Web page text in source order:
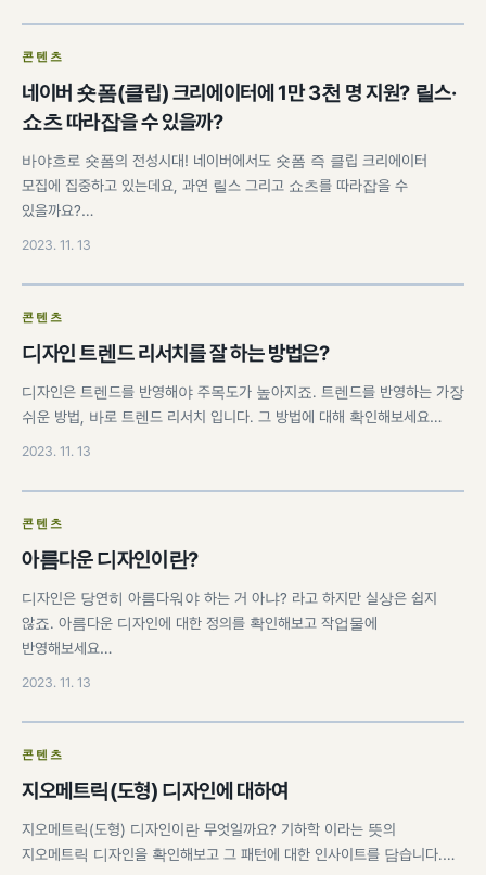
콘텐츠
네이버 숏폼(클립) 크리에이터에 1만 3천 명 지원? 릴스·
쇼츠 따라잡을 수 있을까?
바야흐로 숏폼의 전성시대! 네이버에서도 숏폼 즉 클립 크리에이터
모집에 집중하고 있는데요, 과연 릴스 그리고 쇼츠를 따라잡을 수
있을까요?…
2023. 11. 13
콘텐츠
디자인 트렌드 리서치를 잘 하는 방법은?
디자인은 트렌드를 반영해야 주목도가 높아지죠. 트렌드를 반영하는 가장
쉬운 방법, 바로 트렌드 리서치 입니다. 그 방법에 대해 확인해보세요…
2023. 11. 13
콘텐츠
아름다운 디자인이란?
디자인은 당연히 아름다워야 하는 거 아냐? 라고 하지만 실상은 쉽지
않죠. 아름다운 디자인에 대한 정의를 확인해보고 작업물에
반영해보세요…
2023. 11. 13
콘텐츠
지오메트릭(도형) 디자인에 대하여
지오메트릭(도형) 디자인이란 무엇일까요? 기하학 이라는 뜻의
지오메트릭 디자인을 확인해보고 그 패턴에 대한 인사이트를 담습니다.…